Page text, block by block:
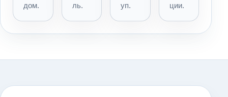
дом.
ль.
уп.
ции.